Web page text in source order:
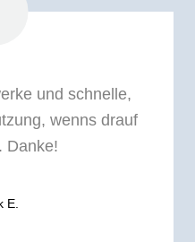
und schnelle,
wenns drauf
Danke!
E.